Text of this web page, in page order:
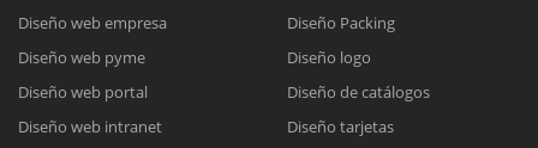
Diseño web empresa
Diseño web pyme
Diseño web portal
Diseño web intranet
Diseño Packing
Diseño logo
Diseño de catálogos
Diseño tarjetas